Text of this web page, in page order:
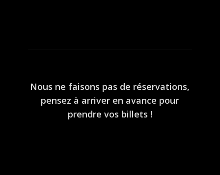
Nous ne faisons pas de réservations,
pensez à arriver en avance pour
prendre vos billets !